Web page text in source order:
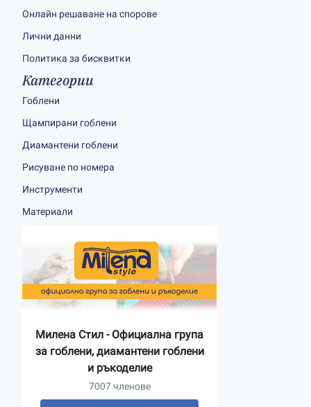
Онлайн решаване на спорове
Лични данни
Политика за бисквитки
Категории
Гоблени
Щампирани гоблени
Диамантени гоблени
Рисуване по номера
Инструменти
Материали
Милена Стил - Официална група
за гоблени, диамантени гоблени
и ръкоделие
7007 членове